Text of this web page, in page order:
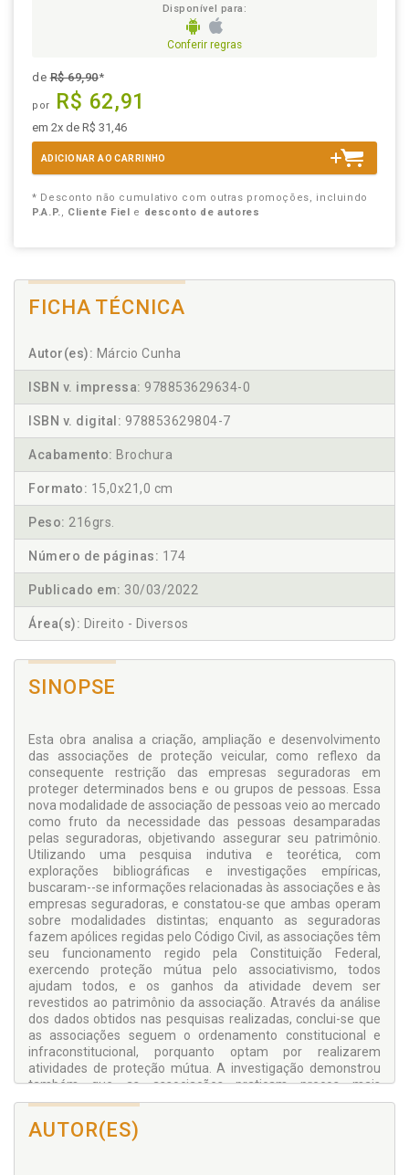
Disponível para:
Conferir regras
deR$ 69,90*
por R$ 62,91
em 2x de R$ 31,46
ADICIONAR AO CARRINHO
* Desconto não cumulativo com outras promoções, incluindo
P.A.P., Cliente Fiel e desconto de autores
FICHA TÉCNICA
Autor(es): Márcio Cunha
ISBN v. impressa: 978853629634-0
ISBN v. digital: 978853629804-7
Acabamento: Brochura
Formato: 15,0x21,0 cm
Peso: 216grs.
Número de páginas: 174
Publicado em: 30/03/2022
Área(s): Direito - Diversos
SINOPSE
Esta obra analisa a criação, ampliação e desenvolvimento
das associações de proteção veicular, como reflexo da
consequente restrição das empresas seguradoras em
proteger determinados bens e ou grupos de pessoas. Essa
nova modalidade de associação de pessoas veio ao mercado
como fruto da necessidade das pessoas desamparadas
pelas seguradoras, objetivando assegurar seu patrimônio.
Utilizando uma pesquisa indutiva e teorética, com
explorações bibliográficas e investigações empíricas,
buscaram--se informações relacionadas às associações e às
empresas seguradoras, e constatou-se que ambas operam
sobre modalidades distintas; enquanto as seguradoras
fazem apólices regidas pelo Código Civil, as associações têm
seu funcionamento regido pela Constituição Federal,
exercendo proteção mútua pelo associativismo, todos
ajudam todos, e os ganhos da atividade devem ser
revestidos ao patrimônio da associação. Através da análise
dos dados obtidos nas pesquisas realizadas, conclui-se que
as associações seguem o ordenamento constitucional e
infraconstitucional, porquanto optam por realizarem
atividades de proteção mútua. A investigação demonstrou
também que as associações praticam preços mais
acessíveis aos associados e ao consumidor, e por isso o
crescimento dessa modalidade de proteção patrimonial.
Necessário deixar cristalina a diferença entre associação e
AUTOR(ES)